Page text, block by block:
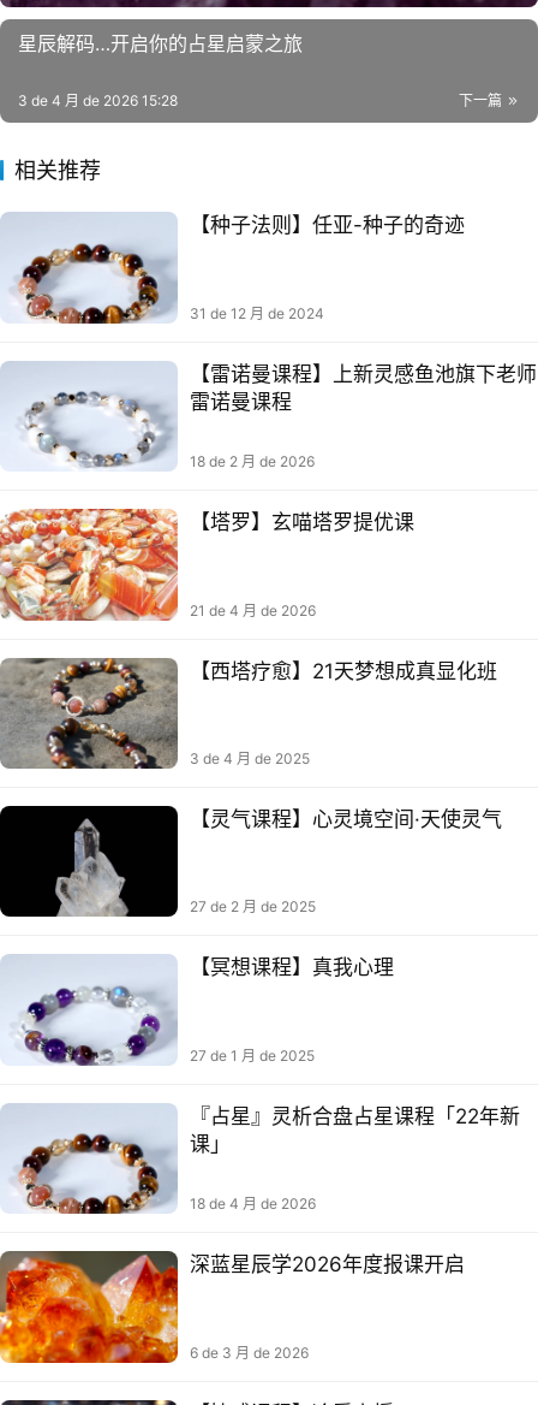
星辰解码…开启你的占星启蒙之旅
下一篇
3 de 4 月 de 2026 15:28
相关推荐
【种子法则】任亚-种子的奇迹
31 de 12 月 de 2024
【雷诺曼课程】上新灵感鱼池旗下老师
雷诺曼课程
18 de 2 月 de 2026
【塔罗】玄喵塔罗提优课
21 de 4 月 de 2026
【西塔‬疗愈】21天梦想‬成真显化班
3 de 4 月 de 2025
【灵气课程】心灵境空间·天使灵气
27 de 2 月 de 2025
【冥想课程】真我心理
27 de 1 月 de 2025
『占星』灵析合盘占星课程「22年新
课」
18 de 4 月 de 2026
深蓝星辰学2026年度报课开启
6 de 3 月 de 2026